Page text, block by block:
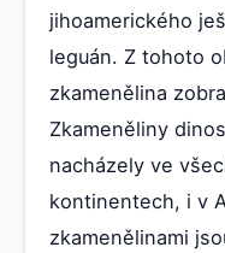
jihoamerického
leguán. Z tohoto
zkamenělina
Zkameněliny
nacházely ve
kontinentech, i v
zkamenělinami